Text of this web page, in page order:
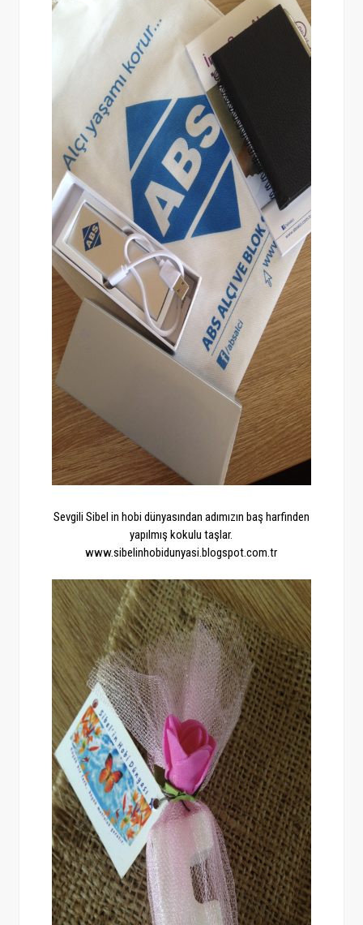
Sevgili Sibel in hobi dünyasından adımızın baş harfinden
yapılmış kokulu taşlar.
www.sibelinhobidunyasi.blogspot.com.tr